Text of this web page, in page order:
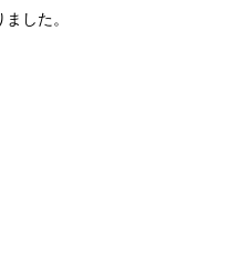
した。